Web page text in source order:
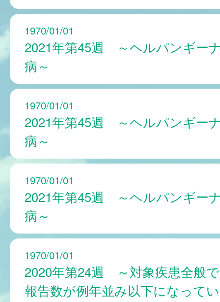
1970/01/01
2021年第45週 ～ヘルパンギー
病～
1970/01/01
2021年第45週 ～ヘルパンギー
病～
1970/01/01
2021年第45週 ～ヘルパンギー
病～
1970/01/01
2020年第24週 ～対象疾患全般
報告数が例年並み以下になって